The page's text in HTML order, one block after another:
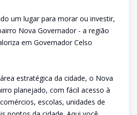
um lugar para morar ou investir,
Nova Governador - a região
em Governador Celso
estratégica da cidade, o Nova
planejado, com fácil acesso à
escolas, unidades de